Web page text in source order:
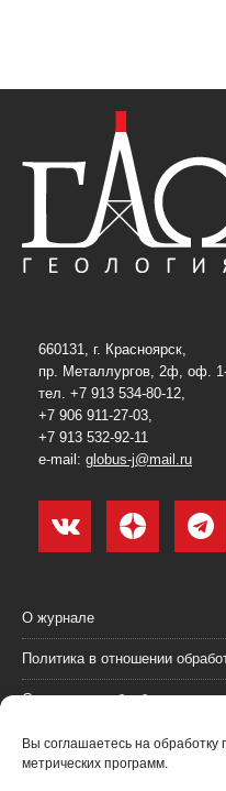
Вы соглашаетесь на
метрических программ.
660131, г. Красноярск,
пр. Металлургов, 2ф, оф.
тел. +7 913 534-80-12,
+7 906 911-27-03,
+7 913 532-92-11
e-mail: globus-j@mail.ru
О журнале
Политика в отношении
Согласие на обработку
Пользовательское